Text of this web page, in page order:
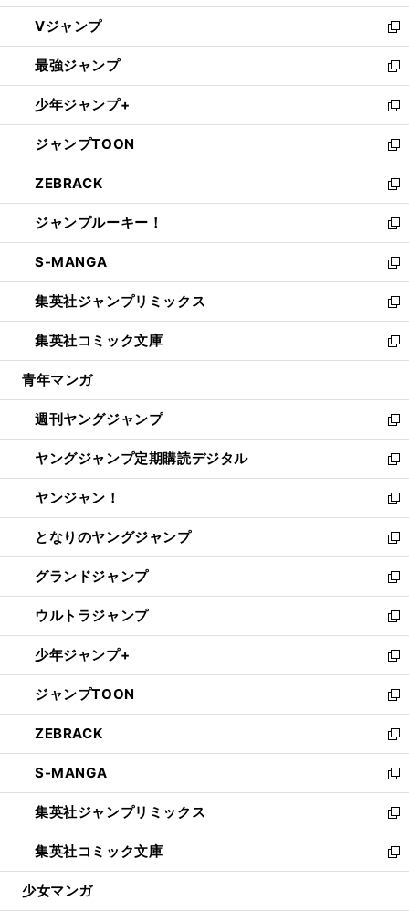
ウ
ィ
ン
ド
ウ
で
開
く
し
い
ウ
ィ
ン
ド
ウ
で
開
く
Vジャンプ
新
し
い
ウ
ィ
ン
ド
ウ
で
開
く
最強ジャンプ
新
し
い
ウ
ィ
ン
ド
ウ
で
開
く
少年ジャンプ+
新
し
い
ウ
ィ
ン
ド
ウ
で
開
く
ジャンプTOON
新
し
い
ウ
ィ
ン
ド
ウ
で
開
く
ZEBRACK
新
し
い
ウ
ィ
ン
ド
ウ
で
開
ジャンプルーキー！
新
し
い
ウ
ィ
ン
ド
ウ
開
く
S-MANGA
新
し
い
ウ
ィ
ン
ウ
で
開
く
集英社ジャンプリミックス
新
し
い
ウ
ン
ド
ウ
で
開
く
集英社コミック文庫
新
し
ウ
ィ
ン
ド
ウ
で
開
く
青年マンガ
週刊ヤングジャンプ
新
し
い
ウ
ィ
ン
ド
ウ
で
開
く
ヤングジャンプ定期購読デジタル
新
し
い
ウ
ィ
ン
ド
ウ
で
開
く
ヤンジャン！
新
し
い
ウ
ィ
ン
ド
ウ
で
開
く
となりのヤングジャンプ
新
し
い
ウ
ィ
ン
ド
ウ
で
開
く
グランドジャンプ
新
し
い
ウ
ィ
ン
ド
ウ
で
開
く
ウルトラジャンプ
新
し
い
ウ
ィ
ン
ド
ウ
で
開
く
少年ジャンプ+
新
し
い
ウ
ィ
ン
ド
ウ
で
開
く
ジャンプTOON
新
し
い
ウ
ィ
ン
ド
ウ
で
開
ZEBRACK
新
し
い
ウ
ィ
ン
ド
ウ
開
S-MANGA
新
し
い
ウ
ィ
ン
ウ
集英社ジャンプリミックス
新
し
い
ウ
ン
集英社コミック文庫
新
し
ウ
少女マンガ